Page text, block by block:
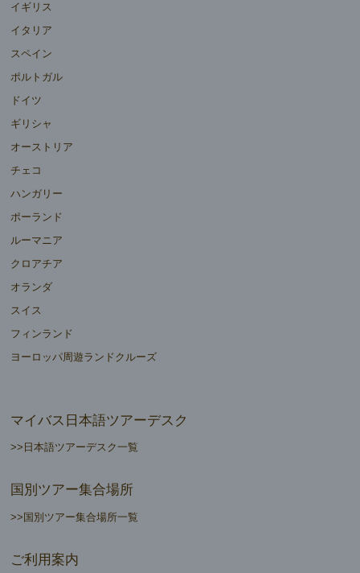
イギリス
イタリア
スペイン
ポルトガル
ドイツ
ギリシャ
オーストリア
チェコ
ハンガリー
ポーランド
ルーマニア
クロアチア
オランダ
スイス
フィンランド
ヨーロッパ周遊ランドクルーズ
マイバス日本語ツアーデスク
>>日本語ツアーデスク一覧
国別ツアー集合場所
>>国別ツアー集合場所一覧
ご利用案内